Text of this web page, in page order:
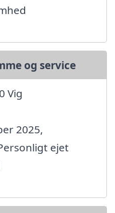
og service
Vig
2025,
ejet